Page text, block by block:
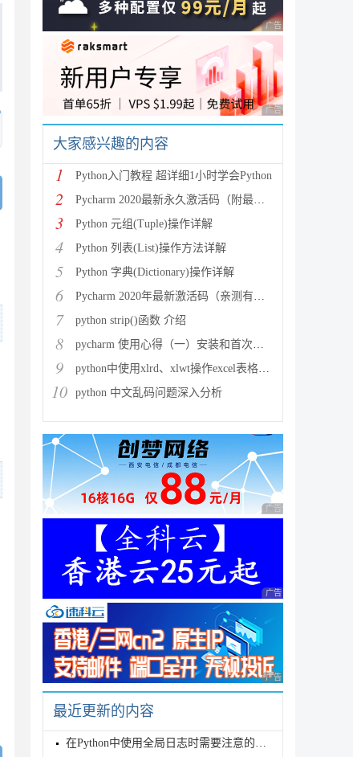
广告 商业广告，理性
广告 商业广告，理性
大家感兴趣的内容
1 Python入门教程 超详细1小时学会Python
2 Pycharm 2020最新永久激活码（附最新激活码和插件
3 Python 元组(Tuple)操作详解
4 Python 列表(List)操作方法详解
5 Python 字典(Dictionary)操作详解
6 Pycharm 2020年最新激活码（亲测有效）
7 python strip()函数 介绍
8 pycharm 使用心得（一）安装和首次使用
9 python中使用xlrd、xlwt操作excel表格详解
10 python 中文乱码问题深入分析
广告 商业广告，理性
广告 商业广告，理性
广告 商业广告，理性
最近更新的内容
在Python中使用全局日志时需要注意的问题